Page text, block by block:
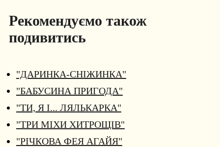
Рекомендуємо також
подивитись
"ДАРИНКА-СНІЖИНКА"
"БАБУСИНА ПРИГОДА"
"ТИ, Я І... ЛЯЛЬКАРКА"
"ТРИ МІХИ ХИТРОЩІВ"
"РІЧКОВА ФЕЯ АГАЙЯ"